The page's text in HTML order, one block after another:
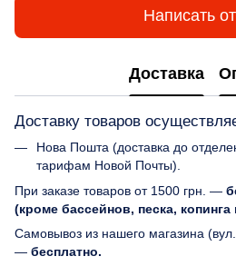
Написать
Доставка
Доставку товаров
Нова Пошта (доставка до
тарифам Новой Почты).
При заказе товаров от 1500 грн. —
(кроме бассейнов, песка, копинга
Самовывоз из нашего магазина
— бесплатно.